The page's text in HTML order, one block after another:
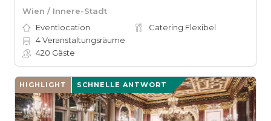
Wien / Innere-Stadt
Eventlocation
Catering Flexibel
4Veranstaltungsräume
420 Gäste
HIGHLIGHT SCHNELLE ANTWORT